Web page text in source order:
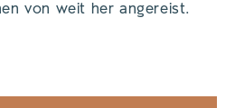
von weit her angereist.